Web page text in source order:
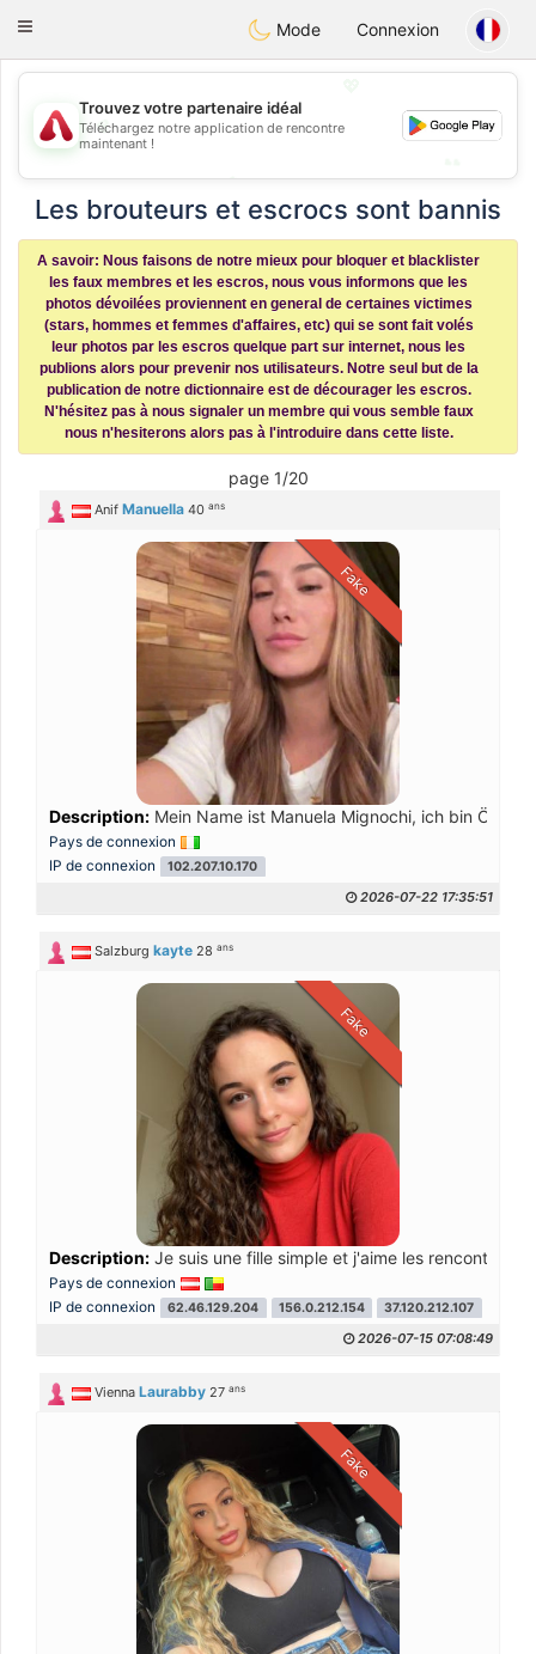
ÖsterreichChat
Toggle
Mode Connexion
💖
💕
Trouvez votre partenaire idéal
Téléchargez notre application de rencontre
maintenant !
Les brouteurs et escrocs sont bannis
A savoir: Nous faisons de notre mieux pour bloquer et blacklister
les faux membres et les escros, nous vous informons que les
photos dévoilées proviennent en general de certaines victimes
(stars, hommes et femmes d'affaires, etc) qui se sont fait volés
leur photos par les escros quelque part sur internet, nous les
publions alors pour prevenir nos utilisateurs. Notre seul but de la
publication de notre dictionnaire est de décourager les escros.
N'hésitez pas à nous signaler un membre qui vous semble faux
nous n'hesiterons alors pas à l'introduire dans cette liste.
page 1/20
Anif Manuella 40ans
Fake
Description: Mein Name ist Manuela Mignochi, ich bin
Pays de connexion
IP de connexion
102.207.10.170
2026-07-22 17:35:51
Salzburg kayte 28ans
Fake
Description: Je suis une fille simple et j'aime les rencontres
Pays de connexion
IP de connexion
62.46.129.204 156.0.212.154 37.120.212.107
2026-07-15 07:08:49
Vienna Laurabby 27ans
Fake